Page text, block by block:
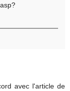
avec l'article de